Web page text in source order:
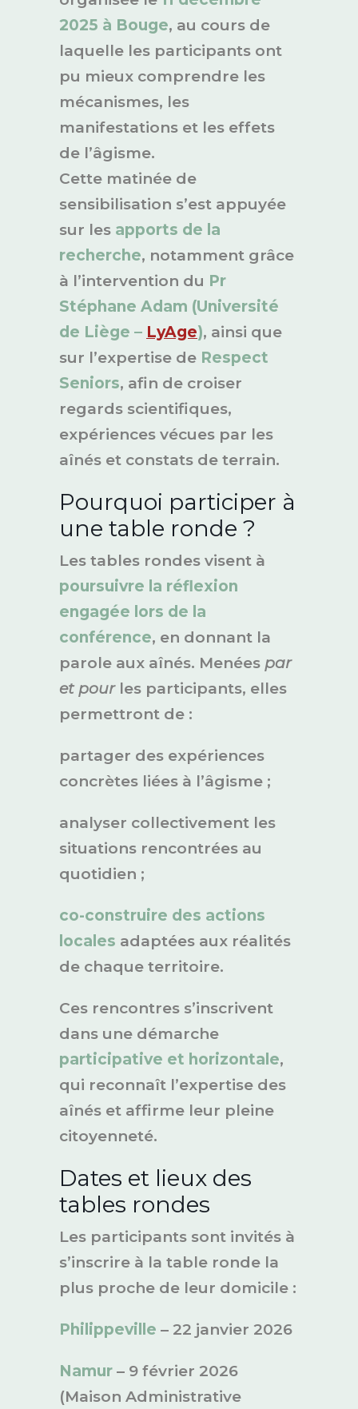
2025 à Bouge, au cours de
laquelle les participants ont
pu mieux comprendre les
mécanismes, les
manifestations et les effets
de l’âgisme.
Cette matinée de
sensibilisation s’est appuyée
sur les apports de la
recherche, notamment grâce
à l’intervention du Pr
Stéphane Adam (Université
de Liège – LyAge), ainsi que
sur l’expertise de Respect
Seniors, afin de croiser
regards scientifiques,
expériences vécues par les
aînés et constats de terrain.
Pourquoi participer à
une table ronde ?
Les tables rondes visent à
poursuivre la réflexion
engagée lors de la
conférence, en donnant la
parole aux aînés. Menées par
et pourles participants, elles
permettront de :
partager des expériences
concrètes liées à l’âgisme ;
analyser collectivement les
situations rencontrées au
quotidien ;
co-construire des actions
locales adaptées aux réalités
de chaque territoire.
Ces rencontres s’inscrivent
dans une démarche
participative et horizontale,
qui reconnaît l’expertise des
aînés et affirme leur pleine
citoyenneté.
Dates et lieux des
tables rondes
Les participants sont invités à
s’inscrire à la table ronde la
plus proche de leur domicile :
Philippeville – 22 janvier 2026
Namur – 9 février 2026
(Maison Administrative